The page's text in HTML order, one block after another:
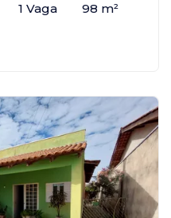
1 Vaga 98 m²